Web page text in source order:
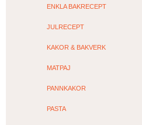
ENKLA BAKRECEPT
JULRECEPT
KAKOR & BAKVERK
MATPAJ
PANNKAKOR
PASTA